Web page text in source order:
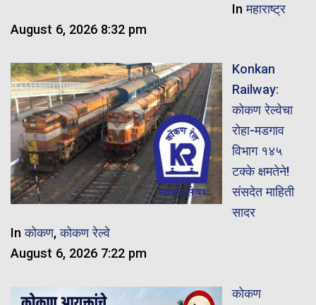
Inमहाराष्ट्र
August 6, 2026 8:32 pm
Konkan
Railway:
कोकण रेल्वेचा
रोहा-मडगाव
विभाग १४५
टक्के क्षमतेने!
संसदेत माहिती
सादर
Inकोकण,कोकण रेल्वे
August 6, 2026 7:22 pm
कोकण